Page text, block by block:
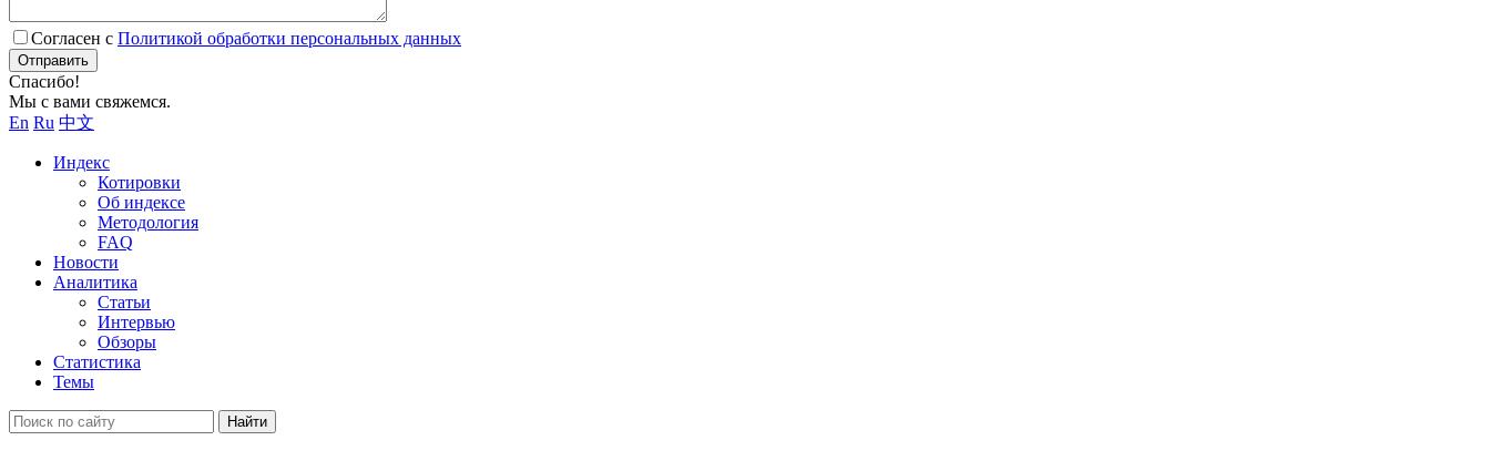
Согласен с Политикой обработки персональных данных
Отправить
Спасибо!
Мы с вами свяжемся.
En Ru 中文
Индекс
Котировки
Об индексе
Методология
FAQ
Новости
Аналитика
Статьи
Интервью
Обзоры
Статистика
Темы
Найти